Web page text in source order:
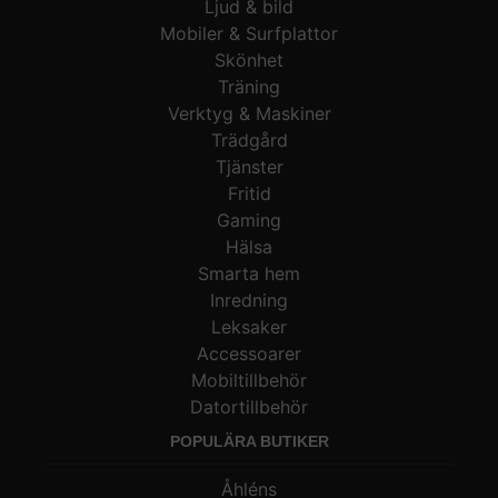
Ljud & bild
Mobiler & Surfplattor
Skönhet
Träning
Verktyg & Maskiner
Trädgård
Tjänster
Fritid
Gaming
Hälsa
Smarta hem
Inredning
Leksaker
Accessoarer
Mobiltillbehör
Datortillbehör
POPULÄRA BUTIKER
Åhléns